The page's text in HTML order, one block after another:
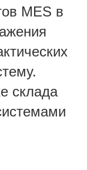
MES в
склада